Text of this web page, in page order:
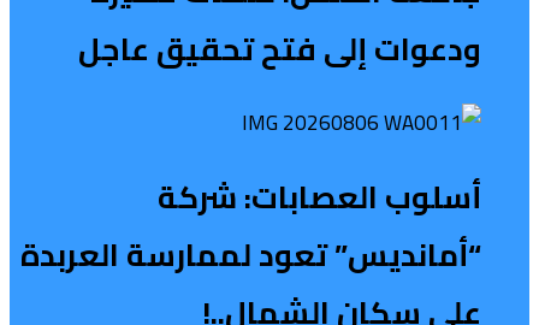
ودعوات إلى فتح تحقيق عاجل
أسلوب العصابات: شركة
“أمانديس” تعود لممارسة العربدة
على سكان الشمال..!